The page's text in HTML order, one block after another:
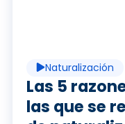
Naturalización
Las 5
las que se